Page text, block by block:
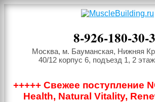
8-926-180-30-
Москва, м. Бауманская, Нижняя
40/12 корпус 6, подъезд 1, 2
+++++ Свежее поступление
Health, Natural Vitality,